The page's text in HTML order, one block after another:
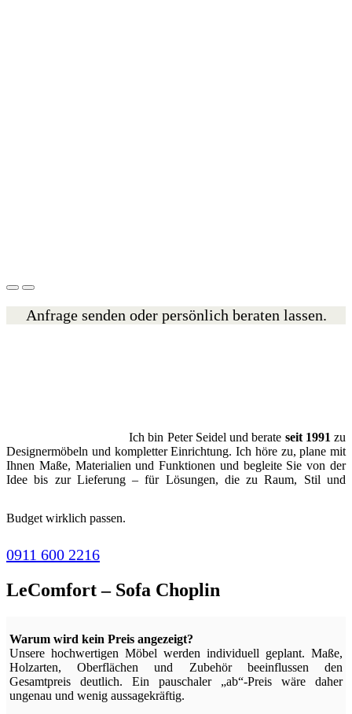
Anfrage senden oder persönlich beraten lassen.
Ich bin Peter Seidel und berate seit 1991 zu
Designermöbeln und kompletter Einrichtung. Ich höre zu, plane mit
Ihnen Maße, Materialien und Funktionen und begleite Sie von der
Idee bis zur Lieferung – für Lösungen, die zu Raum, Stil und
Budget wirklich passen.
0911 600 2216
LeComfort – Sofa Choplin
Warum wird kein Preis angezeigt?
Unsere hochwertigen Möbel werden individuell geplant. Maße,
Holzarten, Oberflächen und Zubehör beeinflussen den
Gesamtpreis deutlich. Ein pauschaler „ab“-Preis wäre daher
ungenau und wenig aussagekräftig.